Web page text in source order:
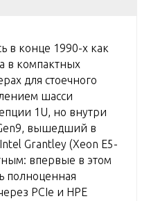
в конце 1990-х как
в компактных
для стоечного
шасси
1U, но внутри
вышедший в
Grantley (Xeon E5-
впервые в этом
полноценная
PCIe и HPE